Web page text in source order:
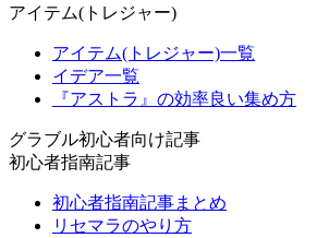
アイテム(トレジャー)
アイテム(トレジャー)一覧
イデア一覧
『アストラ』の効率良い集め方
グラブル初心者向け記事
初心者指南記事
初心者指南記事まとめ
リセマラのやり方